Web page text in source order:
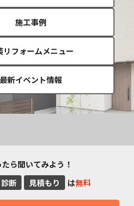
施工事例
リフォームメニュー
最新イベント情報
ら聞いてみよう！
診断 見積もり は無料